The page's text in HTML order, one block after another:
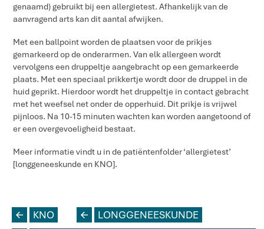
genaamd) gebruikt bij een allergietest. Afhankelijk van de
aanvragend arts kan dit aantal afwijken.
Met een ballpoint worden de plaatsen voor de prikjes
gemarkeerd op de onderarmen. Van elk allergeen wordt
vervolgens een druppeltje aangebracht op een gemarkeerde
plaats. Met een speciaal prikkertje wordt door de druppel in de
huid geprikt. Hierdoor wordt het druppeltje in contact gebracht
met het weefsel net onder de opperhuid. Dit prikje is vrijwel
pijnloos. Na 10-15 minuten wachten kan worden aangetoond of
er een overgevoeligheid bestaat.
Meer informatie vindt u in de patiëntenfolder ‘allergietest’
[longgeneeskunde en KNO].
L KNO L LONGGENEESKUNDE